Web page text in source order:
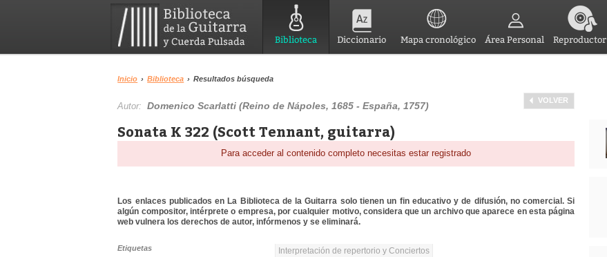
Biblioteca Diccionario Mapa cronológico Área Personal Reproductor
Inicio › Biblioteca › Resultados búsqueda
VOLVER
Autor:Domenico Scarlatti (Reino de Nápoles, 1685 - España, 1757)
Sonata K 322 (Scott Tennant, guitarra)
Para acceder al contenido completo necesitas estar registrado
Los enlaces publicados en La Biblioteca de la Guitarra solo tienen un fin educativo y de difusión, no comercial. Si
algún compositor, intérprete o empresa, por cualquier motivo, considera que un archivo que aparece en esta página
web vulnera los derechos de autor, infórmenos y se eliminará.
Etiquetas Interpretación de repertorio y Conciertos